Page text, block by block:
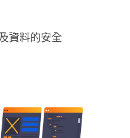
資料的安全